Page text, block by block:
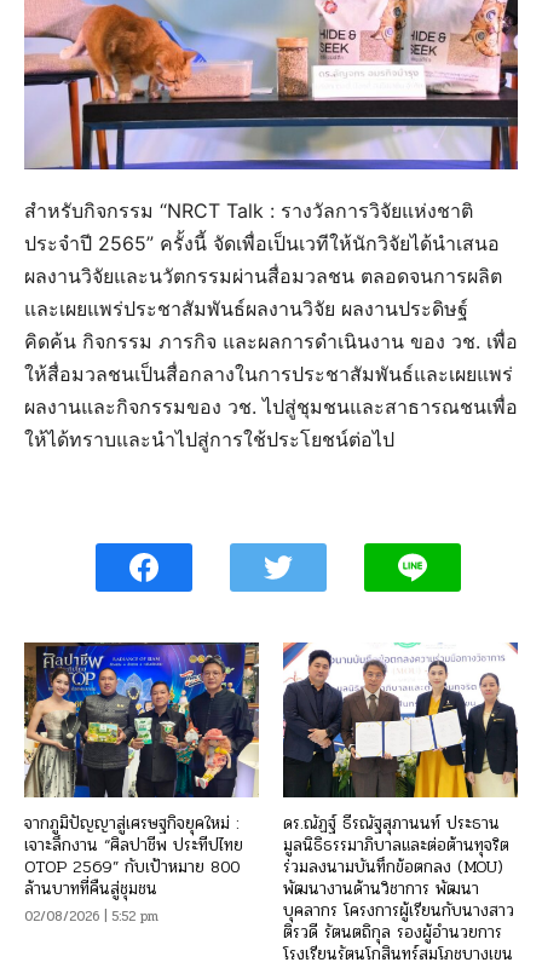
สำหรับกิจกรรม “NRCT Talk : รางวัลการวิจัยแห่งชาติ
ประจำปี 2565” ครั้งนี้ จัดเพื่อเป็นเวทีให้นักวิจัยได้นำเสนอ
ผลงานวิจัยและนวัตกรรมผ่านสื่อมวลชน ตลอดจนการผลิต
และเผยแพร่ประชาสัมพันธ์ผลงานวิจัย ผลงานประดิษฐ์
คิดค้น กิจกรรม ภารกิจ และผลการดำเนินงาน ของ วช. เพื่อ
ให้สื่อมวลชนเป็นสื่อกลางในการประชาสัมพันธ์และเผยแพร่
ผลงานและกิจกรรมของ วช. ไปสู่ชุมชนและสาธารณชนเพื่อ
ให้ได้ทราบและนำไปสู่การใช้ประโยชน์ต่อไป
จากภูมิปัญญาสู่เศรษฐกิจยุคใหม่ :
เจาะลึกงาน “ศิลปาชีพ ประทีปไทย
OTOP 2569” กับเป้าหมาย 800
ล้านบาทที่คืนสู่ชุมชน
02/08/2026 | 5:52 pm
ดร.ณัฏฐ์ ธีรณัฐสุภานนท์ ประธาน
มูลนิธิธรรมาภิบาลและต่อต้านทุจริต
ร่วมลงนามบันทึกข้อตกลง (MOU)
พัฒนางานด้านวิชาการ พัฒนา
บุคลากร โครงการผู้เรียนกับนางสาว
ติรวดี รัตนตถิกุล รองผู้อำนวยการ
โรงเรียนรัตนโกสินทร์สมโภชบางเขน